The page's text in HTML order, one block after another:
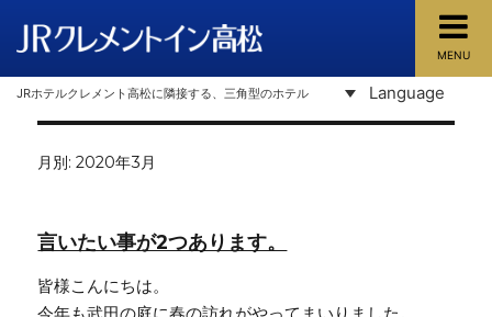
JRクレメントイン高松
JRホテルクレメント高松に隣接する、三角型のホテル Language
MENU
月別: 2020年3月
言いたい事が2つあります。
皆様こんにちは。